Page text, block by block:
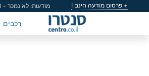
+ פרסום מודעה חינם ! מודעות: לא נמכר - 3273, סה"כ - 54628
רכבים